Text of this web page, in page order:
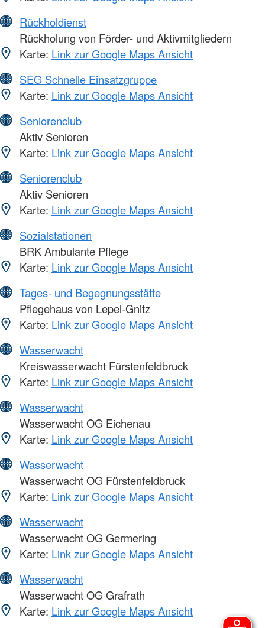
Rückholdienst
Rückholung von Förder- und Aktivmitgliedern
Karte: Link zur Google Maps Ansicht
SEG Schnelle Einsatzgruppe
Karte: Link zur Google Maps Ansicht
Seniorenclub
Aktiv Senioren
Karte: Link zur Google Maps Ansicht
Seniorenclub
Aktiv Senioren
Karte: Link zur Google Maps Ansicht
Sozialstationen
BRK Ambulante Pflege
Karte: Link zur Google Maps Ansicht
Tages- und Begegnungsstätte
Pflegehaus von Lepel-Gnitz
Karte: Link zur Google Maps Ansicht
Wasserwacht
Kreiswasserwacht Fürstenfeldbruck
Karte: Link zur Google Maps Ansicht
Wasserwacht
Wasserwacht OG Eichenau
Karte: Link zur Google Maps Ansicht
Wasserwacht
Wasserwacht OG Fürstenfeldbruck
Karte: Link zur Google Maps Ansicht
Wasserwacht
Wasserwacht OG Germering
Karte: Link zur Google Maps Ansicht
Wasserwacht
Wasserwacht OG Grafrath
Karte: Link zur Google Maps Ansicht